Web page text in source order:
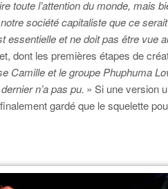
toute l’attention du monde, mais
société capitaliste que ce
essentielle et ne doit pas être vue
dont les premières étapes de
Camille et le groupe Phuphuma
n’a pas pu. » Si une version
gardé que le squelette